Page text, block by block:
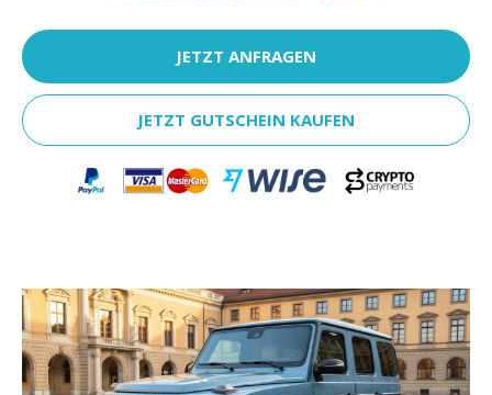
JETZT ANFRAGEN
JETZT GUTSCHEIN KAUFEN